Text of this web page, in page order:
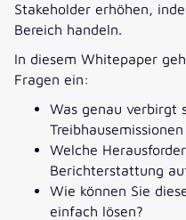
Stakeholder erhöhen,
Bereich handeln.
In diesem Whitepaper
Fragen ein:
Was genau verbirgt
Welche
Berichterstattung
Wie können Sie
einfach lösen?
UNTERNEHMEN*
JOBBEZEICHNUNG
*Pflichtfelder
Die Verarbeitung Ihrer
Datenschutzerklärungdurch